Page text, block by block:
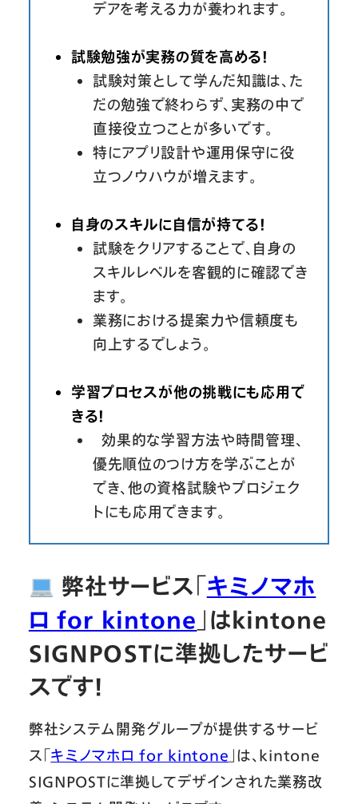
デアを考える力が養われます。
試験勉強が実務の質を高める！
試験対策として学んだ知識は、た
だの勉強で終わらず、実務の中で
直接役立つことが多いです。
特にアプリ設計や運用保守に役
立つノウハウが増えます。
自身のスキルに自信が持てる！
試験をクリアすることで、自身の
スキルレベルを客観的に確認でき
ます。
業務における提案力や信頼度も
向上するでしょう。
学習プロセスが他の挑戦にも応用で
きる！
効果的な学習方法や時間管理、
優先順位のつけ方を学ぶことが
でき、他の資格試験やプロジェク
トにも応用できます。
弊社サービス「キミノマホ
ロ for kintone 」はkintone
SIGNPOSTに準拠したサービ
スです！
弊社システム開発グループが提供するサービ
ス「キミノマホロ for kintone 」は、kintone
SIGNPOSTに準拠してデザインされた業務改